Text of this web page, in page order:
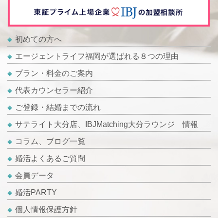
初めての方へ
エージェントライフ福岡が選ばれる８つの理由
プラン・料金のご案内
代表カウンセラー紹介
ご登録・結婚までの流れ
サテライト大分店、IBJMatching大分ラウンジ 情報
コラム、ブログ一覧
婚活よくあるご質問
会員データ
婚活PARTY
個人情報保護方針